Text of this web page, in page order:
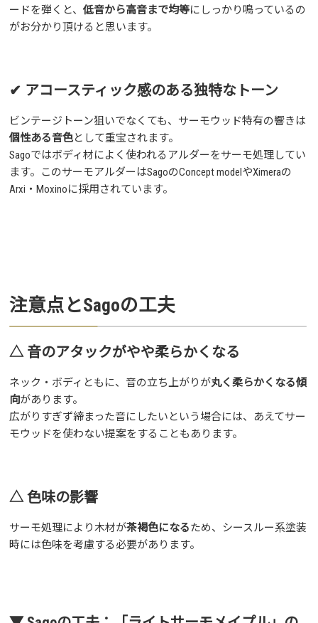
ードを弾くと、 低音から高音まで均等にしっかり鳴っているの
がお分かり頂けると思います。
✔ アコースティック感のある独特なトーン
ビンテージトーン狙いでなくても、サーモウッド特有の響きは
個性ある音色として重宝されます。
Sagoではボディ材によく使われるアルダーをサーモ処理してい
ます。このサーモアルダーはSagoのConcept modelやXimeraの
Arxi・Moxinoに採用されています。
注意点とSagoの工夫
△ 音のアタックがやや柔らかくなる
ネック・ボディともに、音の立ち上がりが丸く柔らかくなる傾
向があります。
広がりすぎず締まった音にしたいという場合には、あえてサー
モウッドを使わない提案をすることもあります。
△ 色味の影響
サーモ処理により木材が茶褐色になるため、シースルー系塗装
時には色味を考慮する必要があります。